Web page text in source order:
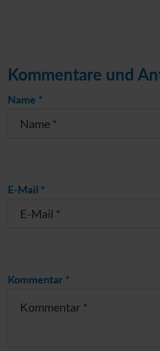
Kommentare und
Name *
E-Mail *
Kommentar *